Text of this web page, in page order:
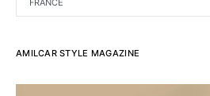
AMILCAR STYLE MAGAZINE